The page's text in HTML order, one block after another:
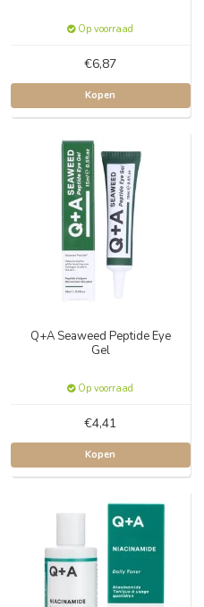
Op voorraad
€6,87
Kopen
Q+A Seaweed Peptide Eye
Gel
Op voorraad
€4,41
Kopen